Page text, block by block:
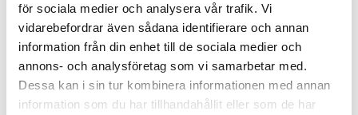
för sociala medier och analysera vår trafik. Vi
vidarebefordrar även sådana identifierare och annan
information från din enhet till de sociala medier och
annons- och analysföretag som vi samarbetar med.
Dessa kan i sin tur kombinera informationen med annan
information som du har tillhandahållit eller som de har
Annonsera med artiklar och
nyhetsbrev
LinkedIn har släppt möjligheten att annonsera med en artikel
och ett nyhetsbrev. I Campaign Manager kan du använda
detta format för att sponsra enskilda artiklar eller nyhetsbrev
som publicerats direkt på din företagssida. Det går även att